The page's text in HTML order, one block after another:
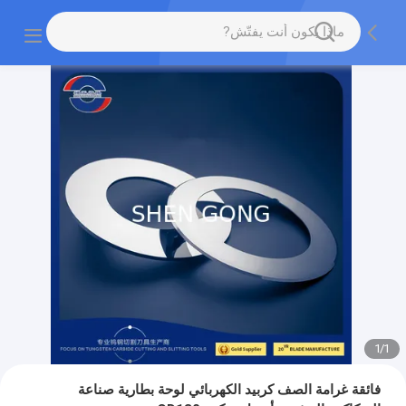
1
/
1
فائقة غرامة الصف كربيد الكهربائي لوحة بطارية صناعة